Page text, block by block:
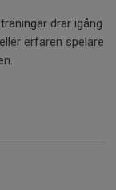
drar igång
erfaren spelare